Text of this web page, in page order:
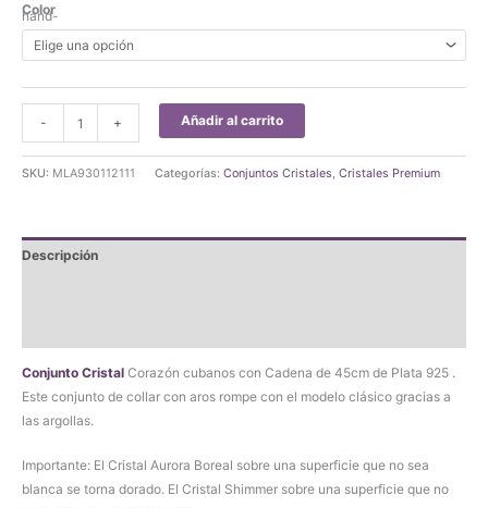
Color
-
Cristal
Corazón
925
cantidad
+ Añadir al carrito
SKU: MLA930112111 Categorías: Conjuntos Cristales, Cristales Premium
Descripción
Conjunto Cristal Corazón cubanos con Cadena de 45cm de Plata 925 .
Este conjunto de collar con aros rompe con el modelo clásico gracias a
las argollas.
Importante: El Cristal Aurora Boreal sobre una superficie que no sea
blanca se torna dorado. El Cristal Shimmer sobre una superficie que no